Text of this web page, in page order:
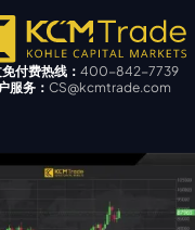
付费热线： 400-842-7739
服务： CS@kcmtrade.com